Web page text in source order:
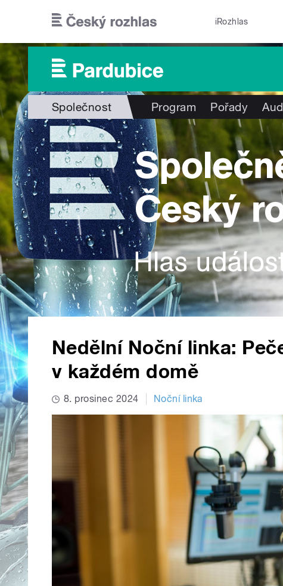
iRozhlas
Společnost Program Pořady
Nedělní Noční linka:
v každém domě
8. prosinec 2024 Noční linka